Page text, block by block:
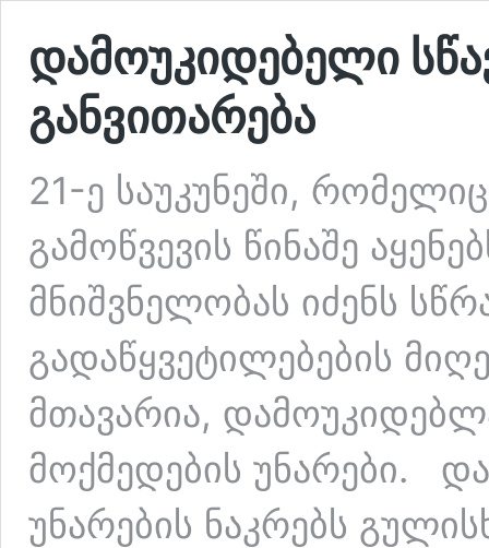
დამოუკიდებელი
განვითარება
21-ე საუკუნეში,
გამოწვევის წინაშე
მნიშვნელობას იძენს
გადაწყვეტილებების
მთავარია,
მოქმედების უნარები.
უნარების ნაკრებს